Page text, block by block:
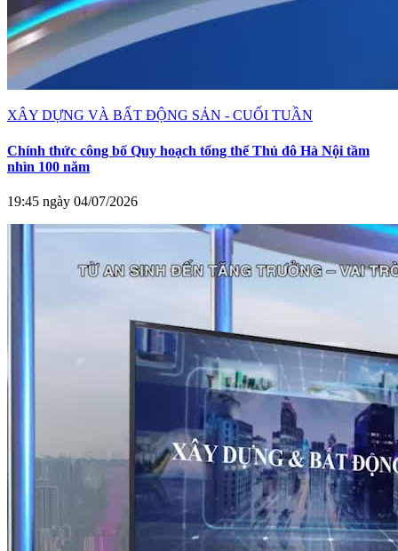
XÂY DỰNG VÀ BẤT ĐỘNG SẢN - CUỐI TUẦN
Chính thức công bố Quy hoạch tổng thể Thủ đô Hà Nội tầm
nhìn 100 năm
19:45 ngày 04/07/2026